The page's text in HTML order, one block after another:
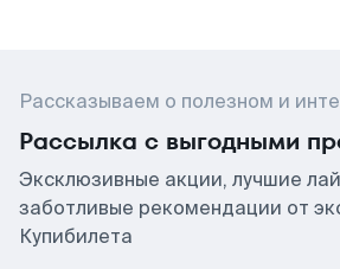
Рассказываем о полезном и
Рассылка с выгодными
Эксклюзивные акции, лучшие
заботливые рекомендации от
Купибилета